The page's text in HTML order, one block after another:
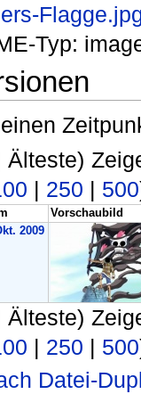
Typ:
Älteste)
| 250 | 500
Vorschaubild
2009
Älteste)
| 250 | 500
Datei-